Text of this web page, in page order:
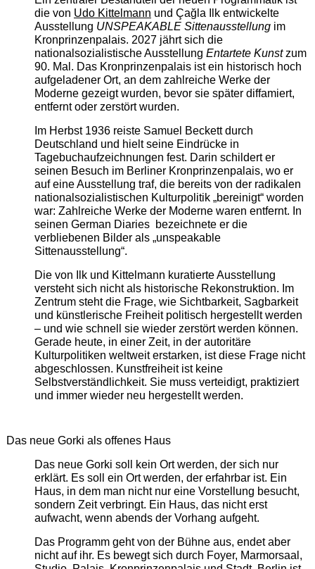
die von Udo Kittelmann und Çağla Ilk entwickelte
Ausstellung UNSPEAKABLE Sittenausstellungim
Kronprinzenpalais. 2027 jährt sich die
nationalsozialistische Ausstellung Entartete Kunstzum
90. Mal. Das Kronprinzenpalais ist ein historisch hoch
aufgeladener Ort, an dem zahlreiche Werke der
Moderne gezeigt wurden, bevor sie später diffamiert,
entfernt oder zerstört wurden.
Im Herbst 1936 reiste Samuel Beckett durch
Deutschland und hielt seine Eindrücke in
Tagebuchaufzeichnungen fest. Darin schildert er
seinen Besuch im Berliner Kronprinzenpalais, wo er
auf eine Ausstellung traf, die bereits von der radikalen
nationalsozialistischen Kulturpolitik „bereinigt“ worden
war: Zahlreiche Werke der Moderne waren entfernt. In
seinen German Diaries bezeichnete er die
verbliebenen Bilder als „unspeakable
Sittenausstellung“.
Die von Ilk und Kittelmann kuratierte Ausstellung
versteht sich nicht als historische Rekonstruktion. Im
Zentrum steht die Frage, wie Sichtbarkeit, Sagbarkeit
und künstlerische Freiheit politisch hergestellt werden
– und wie schnell sie wieder zerstört werden können.
Gerade heute, in einer Zeit, in der autoritäre
Kulturpolitiken weltweit erstarken, ist diese Frage nicht
abgeschlossen. Kunstfreiheit ist keine
Selbstverständlichkeit. Sie muss verteidigt, praktiziert
und immer wieder neu hergestellt werden.
Das neue Gorki als offenes Haus
Das neue Gorki soll kein Ort werden, der sich nur
erklärt. Es soll ein Ort werden, der erfahrbar ist. Ein
Haus, in dem man nicht nur eine Vorstellung besucht,
sondern Zeit verbringt. Ein Haus, das nicht erst
aufwacht, wenn abends der Vorhang aufgeht.
Das Programm geht von der Bühne aus, endet aber
nicht auf ihr. Es bewegt sich durch Foyer, Marmorsaal,